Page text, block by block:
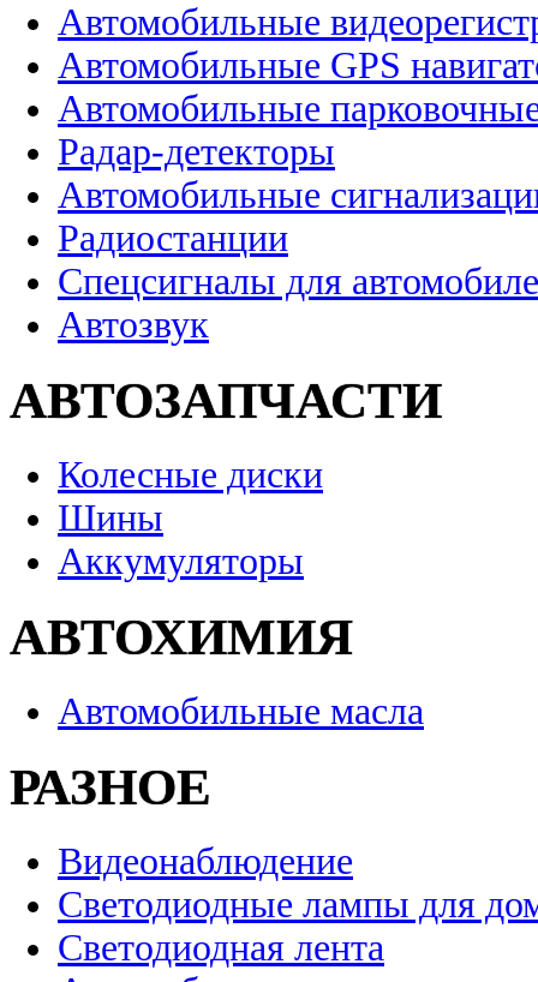
Автомобильные
Автомобильные GPS
Автомобильные
Радар-детекторы
Автомобильные
Радиостанции
Спецсигналы для
Автозвук
АВТОЗАПЧАСТИ
Колесные диски
Шины
Аккумуляторы
АВТОХИМИЯ
Автомобильные масла
РАЗНОЕ
Видеонаблюдение
Светодиодные лампы для
Светодиодная лента